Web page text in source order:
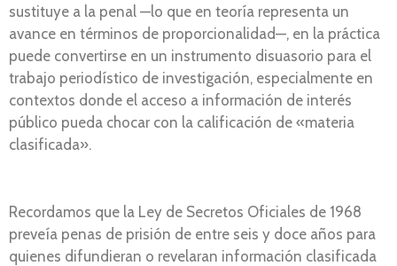
sustituye a la penal —lo que en teoría representa un
avance en términos de proporcionalidad—, en la práctica
puede convertirse en un instrumento disuasorio para el
trabajo periodístico de investigación, especialmente en
contextos donde el acceso a información de interés
público pueda chocar con la calificación de «materia
clasificada».
Recordamos que la Ley de Secretos Oficiales de 1968
preveía penas de prisión de entre seis y doce años para
quienes difundieran o revelaran información clasificada